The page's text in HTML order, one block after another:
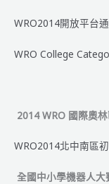
WRO2014開放平台
WRO College
2014 WRO 國際奧
WRO2014北中南區
全國中小學機器人